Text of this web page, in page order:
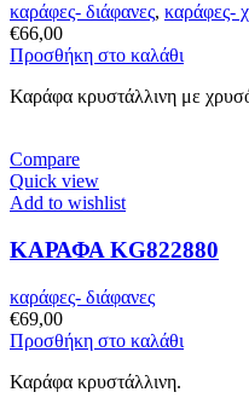
καράφες- διάφανες, καράφες-
€66,00
Προσθήκη στο καλάθι
Καράφα κρυστάλλινη με
Compare
Quick view
Add to wishlist
ΚΑΡΑΦΑ KG822880
καράφες- διάφανες
€69,00
Προσθήκη στο καλάθι
Καράφα κρυστάλλινη.